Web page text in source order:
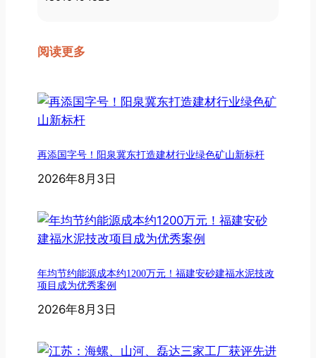
阅读更多
再添国字号！阳泉冀东打造建材行业绿色矿山新标杆
2026年8月3日
年均节约能源成本约1200万元！福建安砂建福水泥技改
项目成为优秀案例
2026年8月3日